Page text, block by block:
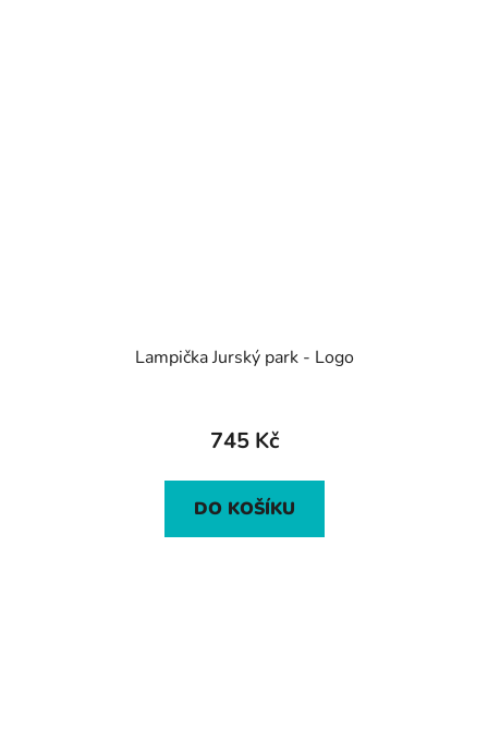
Lampička Jurský park - Logo
745 Kč
DO KOŠÍKU